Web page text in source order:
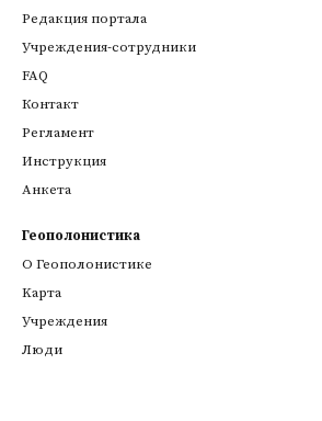
Редакция портала
Учреждения-сотрудники
FAQ
Контакт
Регламент
Инструкция
Анкета
Геополонистика
О Геополонистике
Kарта
Учреждения
Люди